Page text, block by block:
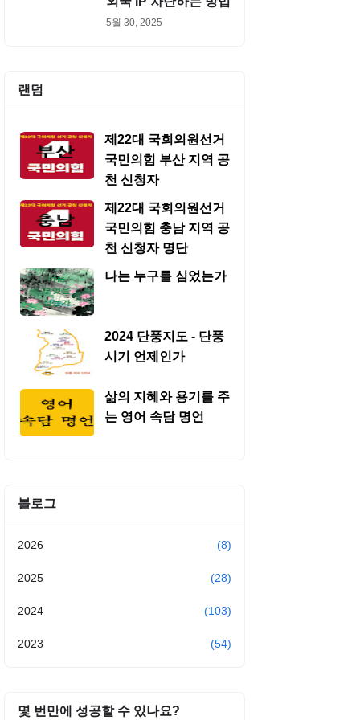
5월 30, 2025
랜덤
제22대 국회의원선거
국민의힘 부산 지역 공
천 신청자
제22대 국회의원선거
국민의힘 충남 지역 공
천 신청자 명단
나는 누구를 심었는가
2024 단풍지도 - 단풍
시기 언제인가
삶의 지혜와 용기를 주
는 영어 속담 명언
블로그
2026 (8)
2025 (28)
2024 (103)
2023 (54)
몇 번만에 성공할 수 있나요?